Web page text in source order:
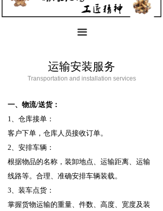
项目服务
企业资讯
끀
一、物流/送货：
1、仓库接单：
客户下单，仓库人员接收订单。
2、安排车辆：
根据物品的名称，装卸地点、运输距离、运输
线路等。合理、准确安排车辆装载。
3、装车点货：
掌握货物运输的重量、件数、高度、宽度及装
运输安装服务
Transportation and installation services